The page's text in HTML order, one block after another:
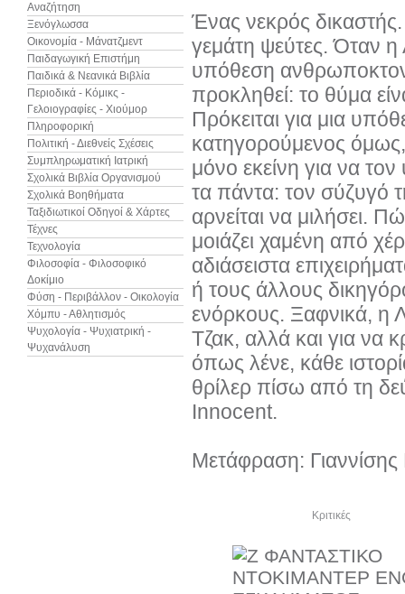
Αναζήτηση
Ξενόγλωσσα
Οικονομία - Μάνατζμεντ
Παιδαγωγική Επιστήμη
Παιδικά & Νεανικά Βιβλία
Περιοδικά - Κόμικς -
Γελοιογραφίες - Χιούμορ
Πληροφορική
Πολιτική - Διεθνείς Σχέσεις
Συμπληρωματική Ιατρική
Σχολικά Βιβλία Οργανισμού
Σχολικά Βοηθήματα
Ταξιδιωτικοί Οδηγοί & Χάρτες
Τέχνες
Τεχνολογία
Φιλοσοφία - Φιλοσοφικό
Δοκίμιο
Φύση - Περιβάλλον - Οικολογία
Χόμπυ - Αθλητισμός
Ψυχολογία - Ψυχιατρική -
Ψυχανάλυση
Ένας νεκρός
γεμάτη ψεύτες. Όταν η
υπόθεση
προκληθεί: το θύμα
Πρόκειται για μια
κατηγορούμενος όμως,
μόνο εκείνη για να
τα πάντα: τον σύζυγό
αρνείται να μιλήσει.
μοιάζει χαμένη από
αδιάσειστα
ή τους άλλους
ενόρκους. Ξαφνικά, η
Τζακ, αλλά και για να
όπως λένε, κάθε
θρίλερ πίσω από τη
Innocent.
Μετάφραση:
Κριτικές